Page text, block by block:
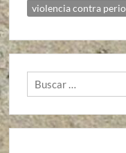
violencia contra